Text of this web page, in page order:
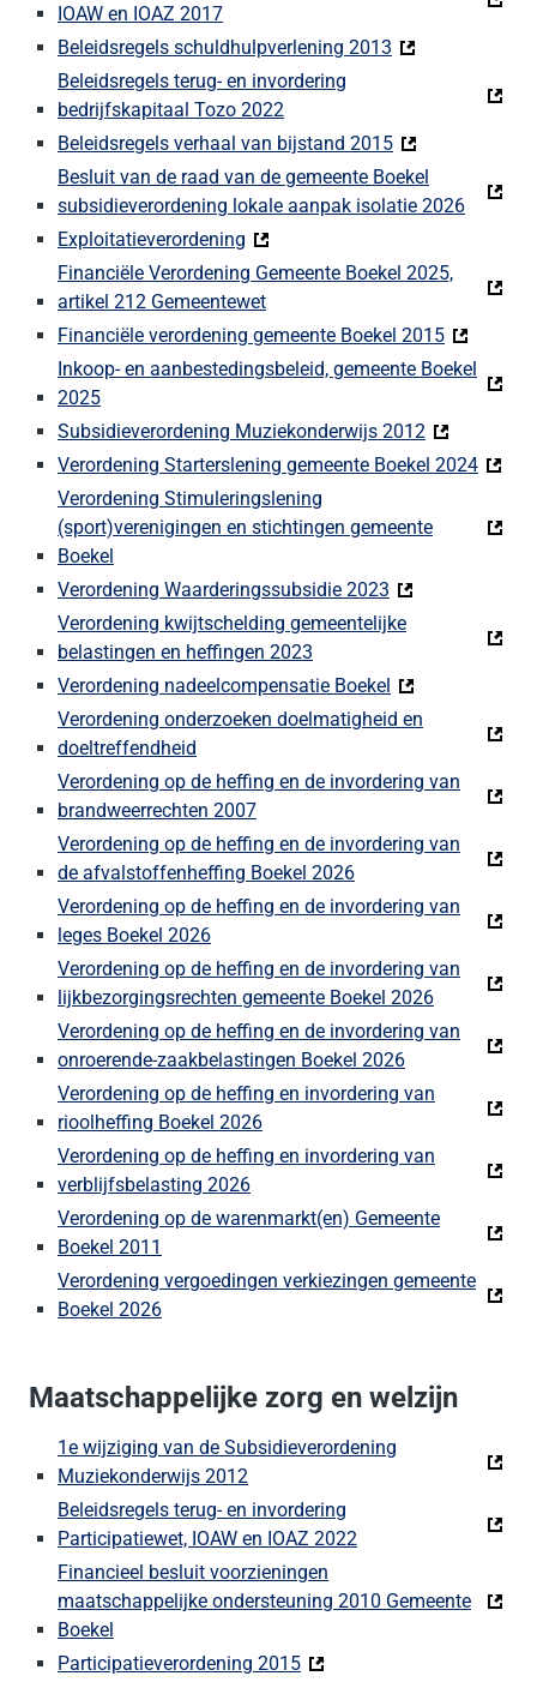
IOAW en IOAZ 2017
Beleidsregels schuldhulpverlening 2013
Beleidsregels terug- en invordering
bedrijfskapitaal Tozo 2022
Beleidsregels verhaal van bijstand 2015
Besluit van de raad van de gemeente Boekel
subsidieverordening lokale aanpak isolatie 2026
Exploitatieverordening
Financiële Verordening Gemeente Boekel 2025,
artikel 212 Gemeentewet
Financiële verordening gemeente Boekel 2015
Inkoop- en aanbestedingsbeleid, gemeente Boekel
2025
Subsidieverordening Muziekonderwijs 2012
Verordening Starterslening gemeente Boekel 2024
Verordening Stimuleringslening
(sport)verenigingen en stichtingen gemeente
Boekel
Verordening Waarderingssubsidie 2023
Verordening kwijtschelding gemeentelijke
belastingen en heffingen 2023
Verordening nadeelcompensatie Boekel
Verordening onderzoeken doelmatigheid en
doeltreffendheid
Verordening op de heffing en de invordering van
brandweerrechten 2007
Verordening op de heffing en de invordering van
de afvalstoffenheffing Boekel 2026
Verordening op de heffing en de invordering van
leges Boekel 2026
Verordening op de heffing en de invordering van
lijkbezorgingsrechten gemeente Boekel 2026
Verordening op de heffing en de invordering van
onroerende-zaakbelastingen Boekel 2026
Verordening op de heffing en invordering van
rioolheffing Boekel 2026
Verordening op de heffing en invordering van
verblijfsbelasting 2026
Verordening op de warenmarkt(en) Gemeente
Boekel 2011
Verordening vergoedingen verkiezingen gemeente
Boekel 2026
Maatschappelijke zorg en welzijn
1e wijziging van de Subsidieverordening
Muziekonderwijs 2012
Beleidsregels terug- en invordering
Participatiewet, IOAW en IOAZ 2022
Financieel besluit voorzieningen
maatschappelijke ondersteuning 2010 Gemeente
Boekel
Participatieverordening 2015